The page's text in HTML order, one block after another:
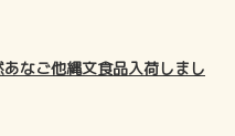
なご他縄文食品入荷しまし